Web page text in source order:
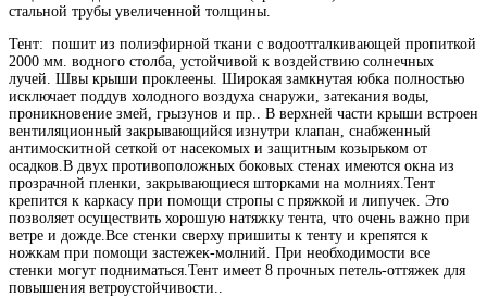
стальной трубы увеличенной толщины.
Тент: пошит из полиэфирной ткани с водоотталкивающей пропиткой
2000 мм. водного столба, устойчивой к воздействию солнечных
лучей. Швы крыши проклеены. Широкая замкнутая юбка полностью
исключает поддув холодного воздуха снаружи, затекания воды,
проникновение змей, грызунов и пр.. В верхней части крыши встроен
вентиляционный закрывающийся изнутри клапан, снабженный
антимоскитной сеткой от насекомых и защитным козырьком от
осадков.В двух противоположных боковых стенах имеются окна из
прозрачной пленки, закрывающиеся шторками на молниях.Тент
крепится к каркасу при помощи стропы с пряжкой и липучек. Это
позволяет осуществить хорошую натяжку тента, что очень важно при
ветре и дожде.Все стенки сверху пришиты к тенту и крепятся к
ножкам при помощи застежек-молний. При необходимости все
стенки могут подниматься.Тент имеет 8 прочных петель-оттяжек для
повышения ветроустойчивости..